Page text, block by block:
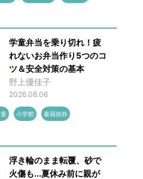
学童弁当を乗り切れ！疲
れないお弁当作り5つのコ
ツ＆安全対策の基本
野上優佳子
2026.08.06
小学館 書籍抜粋
浮き輪のまま転覆、砂で
火傷も...夏休み前に親が